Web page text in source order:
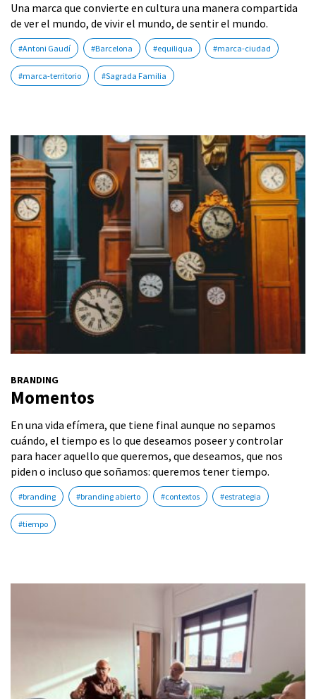
Una marca que convierte en cultura una manera compartida
de ver el mundo, de vivir el mundo, de sentir el mundo.
#Antoni Gaudí #Barcelona #equiliqua #marca-ciudad
#marca-territorio #Sagrada Familia
BRANDING
Momentos
En una vida efímera, que tiene final aunque no sepamos
cuándo, el tiempo es lo que deseamos poseer y controlar
para hacer aquello que queremos, que deseamos, que nos
piden o incluso que soñamos: queremos tener tiempo.
#branding #branding abierto #contextos #estrategia
#tiempo